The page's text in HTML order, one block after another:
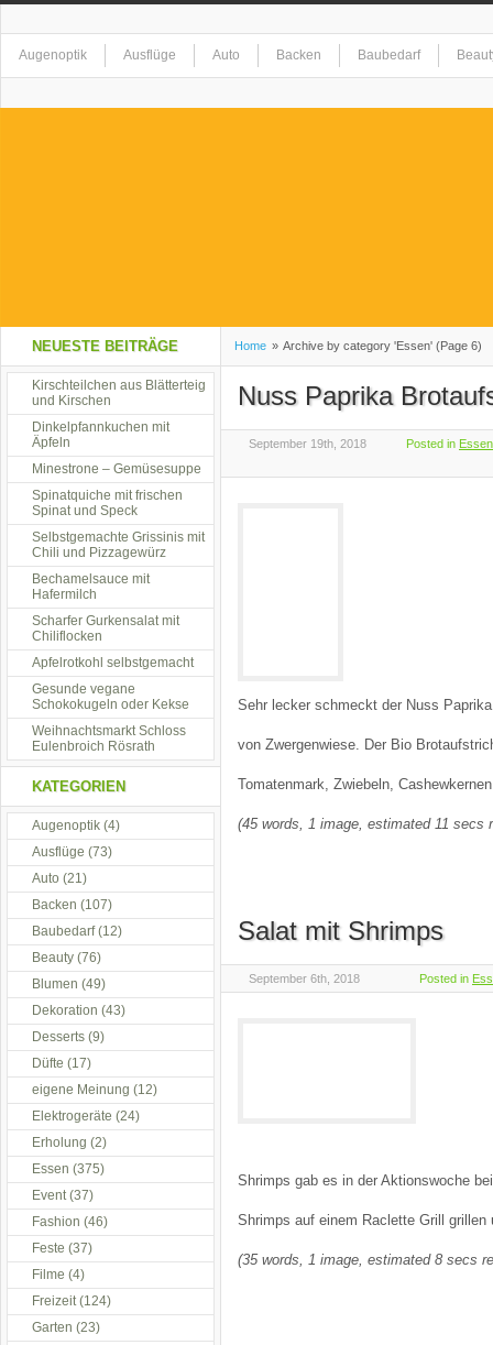
Augenoptik Ausflüge Auto Backen Baubedarf
Restaurant Restaurant alla Mama Shopping Sicherheit
Tiere Tierzubehör Uncategorized
Home » Archive by category 'Essen' (Page 6)
Nuss Paprika
September 19th, 2018 Posted in Essen
Sehr lecker schmeckt der Nuss
von Zwergenwiese. Der Bio
Tomatenmark, Zwiebeln,
(45 words, 1 image, estimated 11 secs
Salat mit Shrimps
September 6th, 2018 Posted in
Shrimps gab es in der Aktionswoche
Shrimps auf einem Raclette Grill
(35 words, 1 image, estimated 8 secs
NEUESTE BEITRÄGE
Kirschteilchen aus Blätterteig
und Kirschen
Dinkelpfannkuchen mit
Äpfeln
Minestrone – Gemüsesuppe
Spinatquiche mit frischen
Spinat und Speck
Selbstgemachte Grissinis mit
Chili und Pizzagewürz
Bechamelsauce mit
Hafermilch
Scharfer Gurkensalat mit
Chiliflocken
Apfelrotkohl selbstgemacht
Gesunde vegane
Schokokugeln oder Kekse
Weihnachtsmarkt Schloss
Eulenbroich Rösrath
KATEGORIEN
Augenoptik (4)
Ausflüge (73)
Auto (21)
Backen (107)
Baubedarf(12)
Beauty (76)
Blumen (49)
Dekoration (43)
Desserts (9)
Düfte (17)
eigene Meinung (12)
Elektrogeräte (24)
Erholung (2)
Essen (375)
Event(37)
Fashion (46)
Feste (37)
Filme (4)
Freizeit(124)
Garten (23)